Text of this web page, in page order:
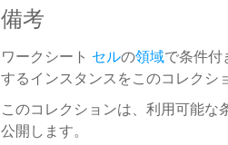
備考
ワークシート セルの領域で条件付
するインスタンスをこのコレクシ
このコレクションは、利用可能
公開します。